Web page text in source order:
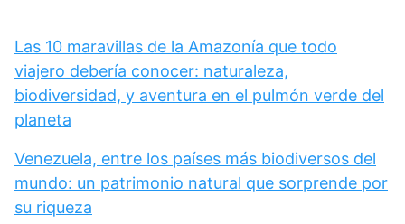
Las 10 maravillas de la Amazonía que todo
viajero debería conocer: naturaleza,
biodiversidad, y aventura en el pulmón verde del
planeta
Venezuela, entre los países más biodiversos del
mundo: un patrimonio natural que sorprende por
su riqueza